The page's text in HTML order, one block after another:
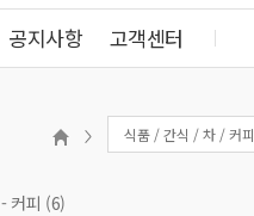
공지사항 고객센터
식품 / 간식 / 차 / 커피
- 커피 (6)